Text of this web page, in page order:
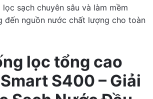
sạch chuyên sâu và làm mềm
đến nguồn nước chất lượng cho toàn
lọc tổng cao
S400 – Giải